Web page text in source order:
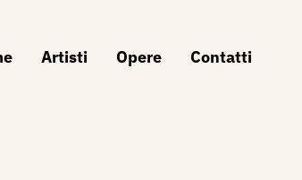
Artisti Opere Contatti